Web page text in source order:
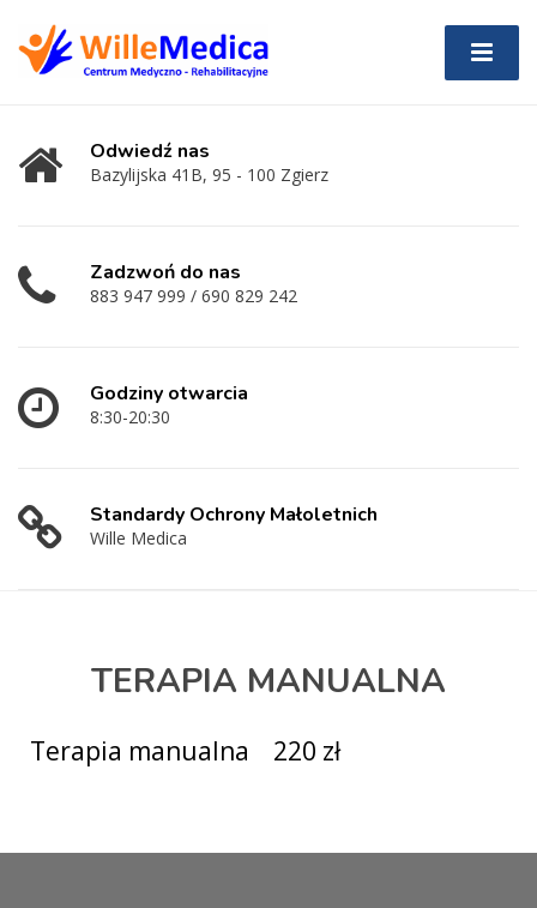
Odwiedź nas
Bazylijska 41B, 95 - 100 Zgierz
Zadzwoń do nas
883 947 999 / 690 829 242
Godziny otwarcia
8:30-20:30
Standardy Ochrony Małoletnich
Wille Medica
TERAPIA MANUALNA
Terapia manualna 220 zł